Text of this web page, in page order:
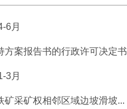
6月
方案报告书的行政许可决定书
3月
采矿权相邻区域边坡滑坡...